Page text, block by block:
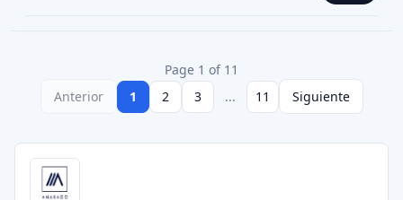
Page 1 of 11
Anterior
1 2 3 ... 11 Siguiente